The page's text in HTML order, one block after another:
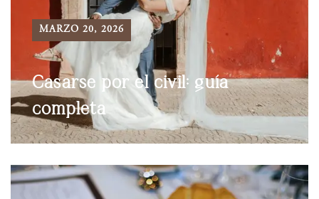
MARZO 20, 2026
Casarse por el civil: guía
completa